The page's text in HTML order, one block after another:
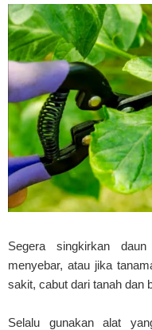
Segera singkirkan
menyebar, atau jika
sakit, cabut dari tanah dan
Selalu gunakan alat